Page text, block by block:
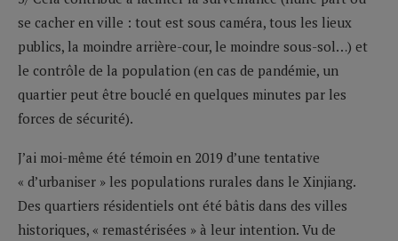
se cacher en ville : tout est sous caméra, tous les lieux
publics, la moindre arrière-cour, le moindre sous-sol…) et
le contrôle de la population (en cas de pandémie, un
quartier peut être bouclé en quelques minutes par les
forces de sécurité).
J’ai moi-même été témoin en 2019 d’une tentative
« d’urbaniser » les populations rurales dans le Xinjiang.
Des quartiers résidentiels ont été bâtis dans des villes
historiques, « remastérisées » à leur intention. Vu de